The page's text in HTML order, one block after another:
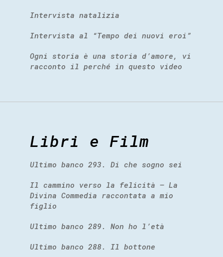
Intervista natalizia
Intervista al “Tempo dei nuovi eroi”
Ogni storia è una storia d’amore, vi
racconto il perché in questo video
Libri e Film
Ultimo banco 293. Di che sogno sei
Il cammino verso la felicità – La
Divina Commedia raccontata a mio
figlio
Ultimo banco 289. Non ho l’età
Ultimo banco 288. Il bottone